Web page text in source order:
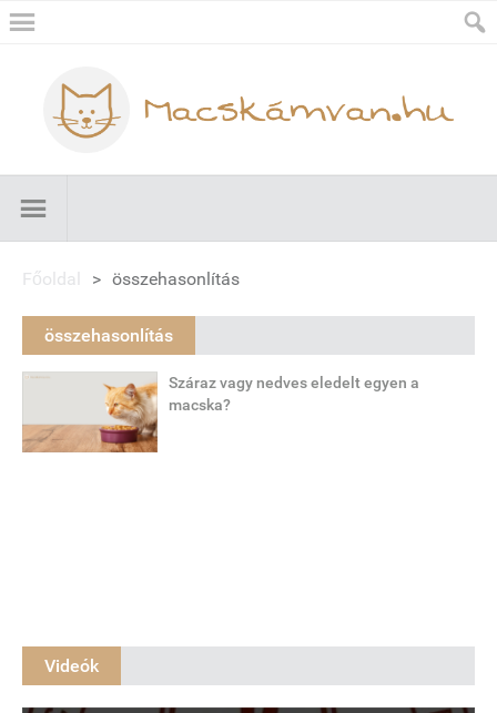
Főoldal > összehasonlítás
összehasonlítás
Száraz vagy nedves eledelt egyen a
macska?
Videók